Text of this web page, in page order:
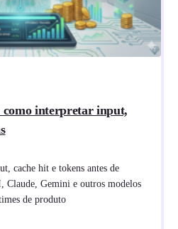
como interpretar input,
cache hit e tokens antes de
Claude, Gemini e outros modelos
de produto